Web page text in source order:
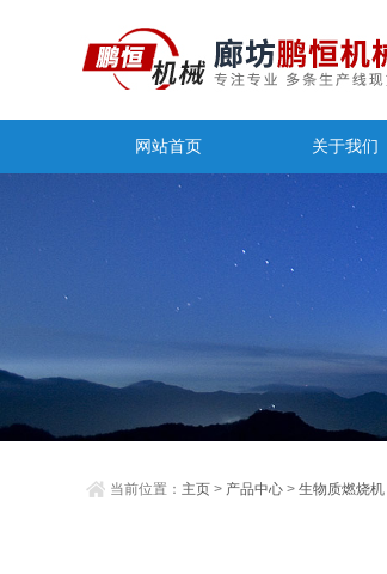
网站首页 关于我们
当前位置： 主页 > 产品中心 >生物质燃烧机